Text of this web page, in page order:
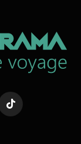
TikTok